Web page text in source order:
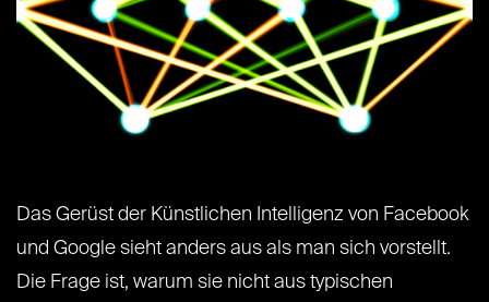
Das Gerüst der Künstlichen Intelligenz von Facebook
und Google sieht anders aus als man sich vorstellt.
Die Frage ist, warum sie nicht aus typischen